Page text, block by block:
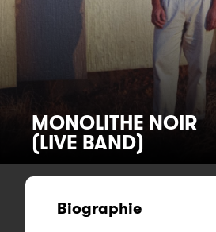
MONOLITHE NOIR
(LIVE BAND)
Biographie